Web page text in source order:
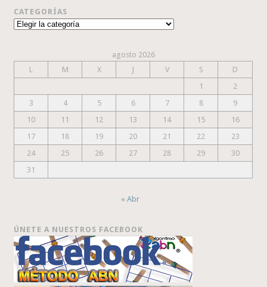
CATEGORÍAS
Categorías
agosto 2026
L
M X J V S
D
1
2
3
4 5 6 7 8
9
10
11 12 13 14 15
16
17
18 19 20 21 22
23
24
25 26 27 28 29
30
31
« Abr
ÚNETE A NUESTROS FACEBOOK